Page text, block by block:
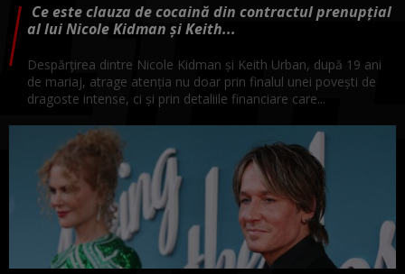
Ce este clauza de cocaină din contractul prenupțial
al lui Nicole Kidman și Keith...
Despărțirea dintre Nicole Kidman și Keith Urban, după 19 ani
de mariaj, atrage atenția nu doar prin finalul unei povești de
dragoste intense, ci și prin detaliile financiare care...